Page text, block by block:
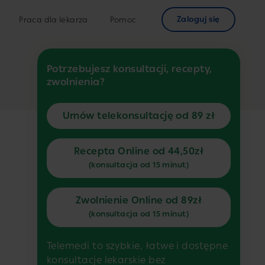
Praca dla lekarza Pomoc Zaloguj się
Potrzebujesz konsultacji, recepty,
zwolnienia?
Umów telekonsultację od 89 zł
Recepta Online od 44,50zł
(konsultacja od 15 minut)
Zwolnienie Online od 89zł
(konsultacja od 15 minut)
Telemedi to szybkie, łatwe i dostępne
konsultacje lekarskie bez